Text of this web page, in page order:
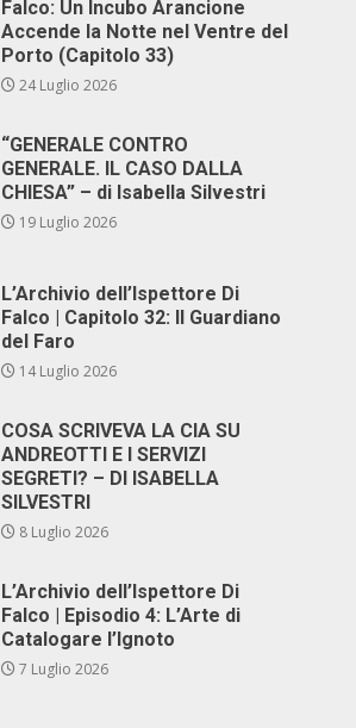
Falco: Un Incubo Arancione
Accende la Notte nel Ventre del
Porto (Capitolo 33)
24 Luglio 2026
“GENERALE CONTRO
GENERALE. IL CASO DALLA
CHIESA” – di Isabella Silvestri
19 Luglio 2026
L’Archivio dell’Ispettore Di
Falco | Capitolo 32: Il Guardiano
del Faro
14 Luglio 2026
COSA SCRIVEVA LA CIA SU
ANDREOTTI E I SERVIZI
SEGRETI? – DI ISABELLA
SILVESTRI
8 Luglio 2026
L’Archivio dell’Ispettore Di
Falco | Episodio 4: L’Arte di
Catalogare l’Ignoto
7 Luglio 2026